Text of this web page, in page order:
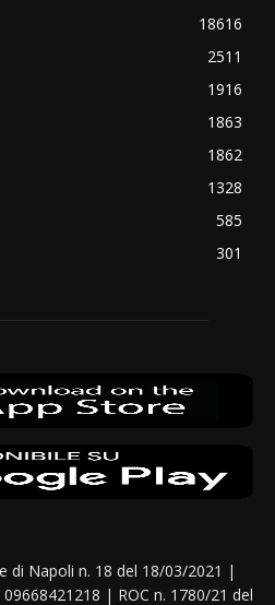
18616
2511
1916
1863
1862
1328
585
301
di Napoli n. 18 del 18/03/2021 |
| ROC n. 1780/21 del